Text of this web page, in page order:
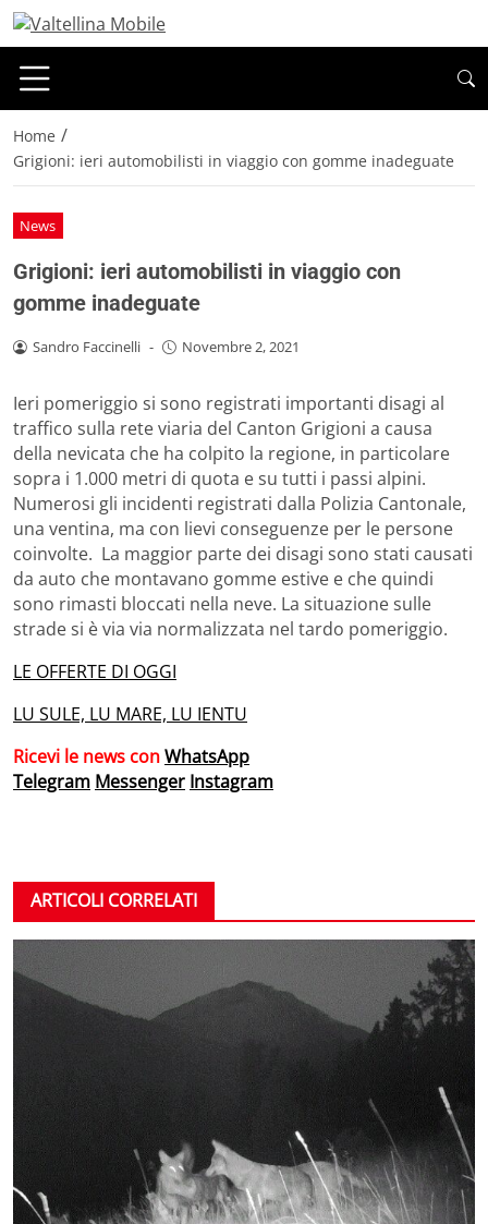
Home /
Grigioni: ieri automobilisti in viaggio con gomme inadeguate
News
Grigioni: ieri automobilisti in viaggio con
gomme inadeguate
Sandro Faccinelli - Novembre 2, 2021
Ieri pomeriggio si sono registrati importanti disagi al
traffico sulla rete viaria del Canton Grigioni a causa
della nevicata che ha colpito la regione, in particolare
sopra i 1.000 metri di quota e su tutti i passi alpini.
Numerosi gli incidenti registrati dalla Polizia Cantonale,
una ventina, ma con lievi conseguenze per le persone
coinvolte. La maggior parte dei disagi sono stati causati
da auto che montavano gomme estive e che quindi
sono rimasti bloccati nella neve. La situazione sulle
strade si è via via normalizzata nel tardo pomeriggio.
LE OFFERTE DI OGGI
LU SULE, LU MARE, LU IENTU
Ricevi le news conWhatsApp
Telegram Messenger Instagram
ARTICOLI CORRELATI